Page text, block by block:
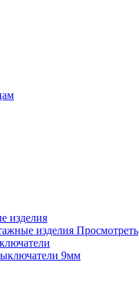
изделия
изделия Просмотреть
9мм